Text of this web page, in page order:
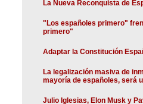
La Nueva Reconquista de
"Los españoles primero"
primero"
Adaptar la Constitución
La legalización masiva de
mayoría de españoles, será
Julio Iglesias, Elon Musk y